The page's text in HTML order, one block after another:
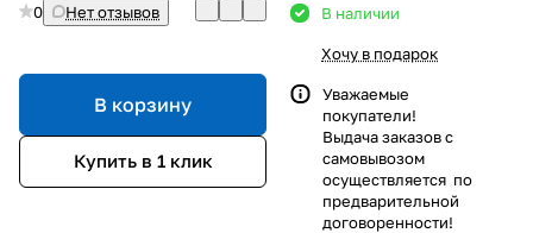
0 Нет отзывов
В корзину
Купить в 1 клик
В наличии
Хочу в подарок
Уважаемые
покупатели!
Выдача заказов с
самовывозом
осуществляется по
предварительной
договоренности!